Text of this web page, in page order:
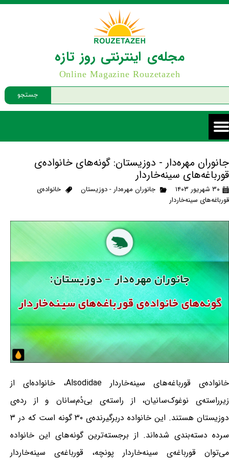
جستجو
مجله‌ی اینترنتی روز تازه
Online Magazine Rouzetazeh
جانوران مهره‌دار - دوزیستان: گونه‌های خانواده‌ی
قورباغه‌های سینه‌خاردار
۳۰ شهریور ۱۴۰۳ جانوران مهره‌دار - دوزیستان
خانواده‌ی
قورباغه‌های سینه‌خاردار
خانواده‌ی قورباغه‌های سینه‌خاردار Alsodidae، خانواده‌ای از
زیرراسته‌ی نوغوک‌سانیان، از راسته‌ی بی‌دُم‌سانان و از رده‌ی
دوزیستان هستند. این خانواده دربرگیرنده‌ی ۳۰ گونه است که در ۳
سرده دسته‌بندی شده‌اند. از برجسته‌ترین گونه‌های این خانواده
می‌توان قورباغه‌ی سینه‌خاردار پونچه، قورباغه‌ی سینه‌خاردار